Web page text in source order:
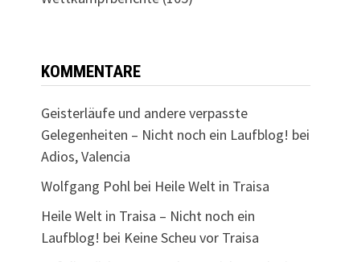
KOMMENTARE
Geisterläufe und andere verpasste
Gelegenheiten – Nicht noch ein Laufblog! bei
Adios, Valencia
Wolfgang Pohlbei Heile Welt in Traisa
Heile Welt in Traisa – Nicht noch ein
Laufblog! bei Keine Scheu vor Traisa